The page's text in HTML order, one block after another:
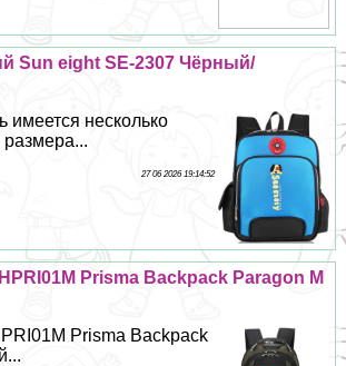
Sun eight SE-2307 Чёрный/
имеется несколько
размера...
27 06 2026 19:14:52
Prisma Backpack Paragon M
Prisma Backpack